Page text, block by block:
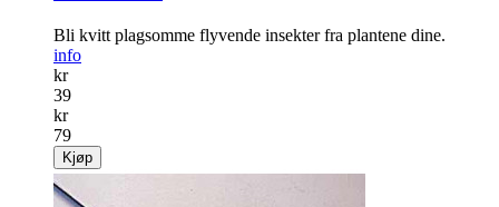
Bli kvitt plagsomme ­flyvende insekter fra plantene dine.
info
kr
39
kr
79
Kjøp